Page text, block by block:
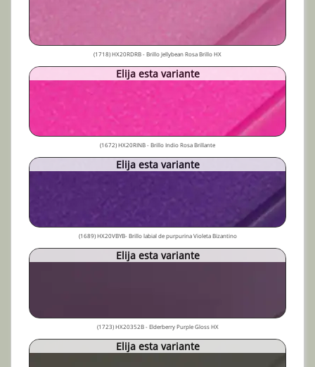
(1718) HX20RDRB - Brillo Jellybean Rosa Brillo HX
Elija esta variante
(1672) HX20RINB - Brillo Indio Rosa Brillante
Elija esta variante
(1689) HX20VBYB- Brillo labial de purpurina Violeta Bizantino
Elija esta variante
(1723) HX20352B - Elderberry Purple Gloss HX
Elija esta variante